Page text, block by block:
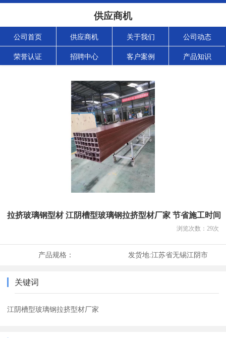
供应商机
公司首页 供应商机 关于我们 公司动态
荣誉认证 招聘中心 客户案例 产品知识
拉挤玻璃钢型材 江阴槽型玻璃钢拉挤型材厂家 节省施工时间
浏览次数： 29次
产品规格： 发货地:江苏省无锡江阴市
关键词
江阴槽型玻璃钢拉挤型材厂家